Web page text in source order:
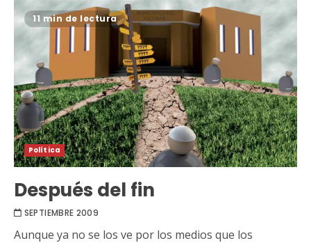
11 min de lectura
Política
Después del fin
SEPTIEMBRE 2009
Aunque ya no se los ve por los medios que los